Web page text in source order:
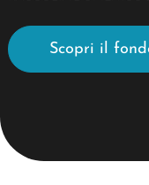
Scopri il